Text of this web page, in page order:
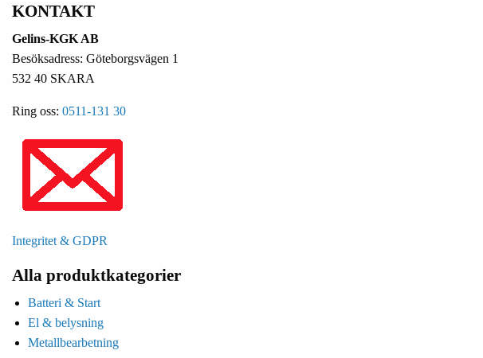
KONTAKT
Gelins-KGK AB
Besöksadress: Göteborgsvägen 1
532 40 SKARA
Ring oss: 0511-131 30
Integritet & GDPR
Alla produktkategorier
Batteri & Start
El & belysning
Metallbearbetning